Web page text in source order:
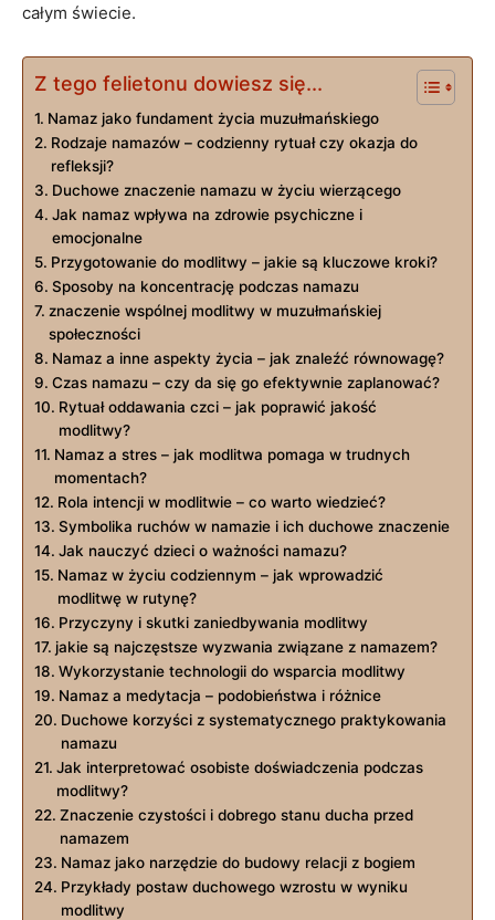
całym świecie.
Z tego felietonu dowiesz się...
Namaz jako fundament życia muzułmańskiego
Rodzaje namazów – ⁤codzienny ⁤rytuał czy okazja do
refleksji?
Duchowe znaczenie namazu w ⁣życiu wierzącego
Jak namaz wpływa na zdrowie psychiczne i
emocjonalne
Przygotowanie do modlitwy​ – ⁢jakie są kluczowe kroki?
Sposoby na koncentrację ‌podczas⁢ namazu
znaczenie⁢ wspólnej modlitwy ⁤w muzułmańskiej
społeczności
Namaz ⁣a inne ⁤aspekty życia – jak znaleźć równowagę?
Czas namazu – czy da się go‍ efektywnie zaplanować?
Rytuał oddawania czci ⁢– jak poprawić jakość
modlitwy?
Namaz a stres – jak modlitwa pomaga w ⁣trudnych
momentach?
Rola‌ intencji ⁢w modlitwie⁤ – co warto wiedzieć?
Symbolika ruchów‌ w namazie i ich duchowe znaczenie
Jak nauczyć dzieci o ważności namazu?
Namaz w życiu ⁢codziennym – jak wprowadzić
modlitwę w rutynę?
Przyczyny i skutki zaniedbywania modlitwy
jakie ⁣są najczęstsze wyzwania związane z namazem?
Wykorzystanie technologii do wsparcia modlitwy
Namaz a medytacja‌ – podobieństwa i różnice
Duchowe korzyści z systematycznego praktykowania
namazu
Jak interpretować osobiste doświadczenia podczas
modlitwy?
Znaczenie czystości‌ i dobrego ‌stanu ‌ducha‌ przed
namazem
Namaz jako ⁢narzędzie do budowy relacji z bogiem
Przykłady postaw duchowego wzrostu w wyniku
modlitwy